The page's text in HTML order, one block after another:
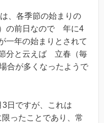
、各季節の始まりの
の前日なので 年に4
一年の始まりとされて
分と云えば 立春（毎
合が多くなったようで
日ですが、これは
ったことであり、常